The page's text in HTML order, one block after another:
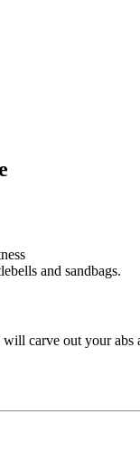
and sandbags.
carve out your